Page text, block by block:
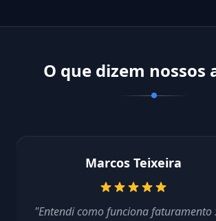
O que dizem nossos
Marcos Teixeira
"Entendi como funciona faturamento